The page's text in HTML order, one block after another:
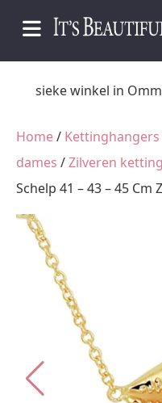
Fysieke winkel in
Home/ Kettinghangers
dames /Zilveren
Schelp 41 – 43 – 45 Cm